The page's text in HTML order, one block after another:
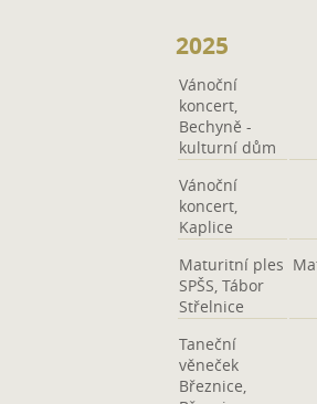
2025
Vánoční
koncert,
Bechyně -
kulturní dům
Vánoční
koncert,
Kaplice
Maturitní ples
SPŠS, Tábor
Střelnice
Taneční
věneček
Březnice,